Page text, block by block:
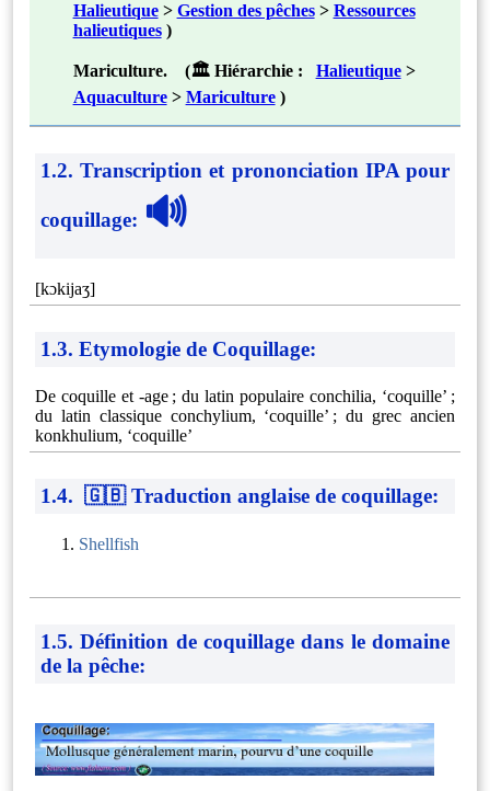
Halieutique > Gestion des pêches > Ressources
halieutiques )
Mariculture. (🏛 Hiérarchie : Halieutique >
Aquaculture > Mariculture )
1.2. Transcription et prononciation IPA pour
coquillage: 🔊
[kɔkijaʒ]
1.3. Etymologie de Coquillage:
De coquille et -⁠age ; du latin populaire conchilia, ‘coquille’ ;
du latin classique conchylium, ‘coquille’ ; du grec ancien
konkhulium, ‘coquille’
1.4. 🇬🇧 Traduction anglaise de coquillage:
Shellfish
1.5. Définition de coquillage dans le domaine
de la pêche: